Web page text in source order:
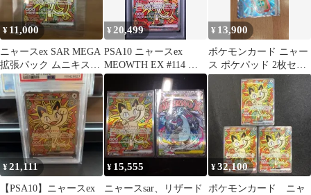
¥ 11,000
ニャースex SAR MEGA
拡張パック ムニキスゼ
ロ キラ 114/080
¥ 20,499
PSA10 ニャースex
MEOWTH EX #114 ム
ニキスゼロ M3 SAR
¥ 13,900
ポケモンカード ニャー
ス ポケパッド 2枚セッ
ト
¥21,111
【PSA10】ニャースex
¥ 15,555
ニャースsar、リザード
¥32,100
ポケモンカード ニャ